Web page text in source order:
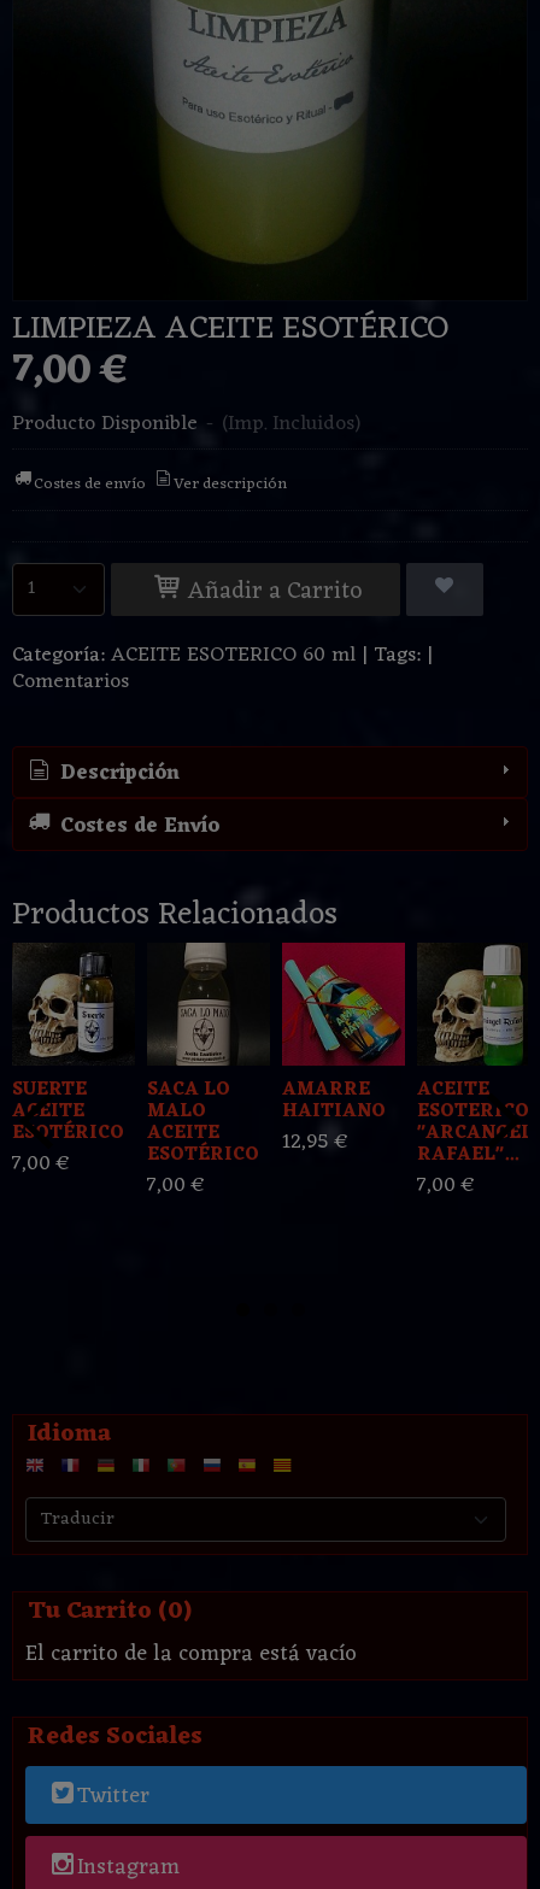
Idioma
Tu Carrito (0)
El carrito de la compra está vacío
Redes Sociales
Twitter
Instagram
LIMPIEZA ACEITE ESOTÉRICO
7,00 €
Producto Disponible - (Imp. Incluidos)
Costes de envío Ver descripción
Añadir a Carrito
Categoría:ACEITE ESOTERICO 60 ml | Tags: |
Comentarios
Descripción
Costes de Envío
Productos Relacionados
SUERTE
ACEITE
ESOTÉRICO
7,00 €
SACA LO
MALO
ACEITE
ESOTÉRICO
7,00 €
AMARRE
HAITIANO
12,95 €
ACEITE
ESOTERICO
"ARCANGEL
RAFAEL"...
7,00 €